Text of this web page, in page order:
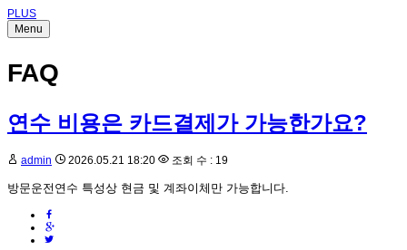
PLUS
Menu
FAQ
연수 비용은 카드결제가 가능한가요?
admin 2026.05.21 18:20 조회 수 : 19
방문운전연수 특성상 현금 및 계좌이체만 가능합니다.